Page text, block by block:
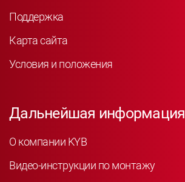
Поддержка
Карта сайта
Условия и положения
Дальнейшая информация
О компании KYB
Видео-инструкции по монтажу